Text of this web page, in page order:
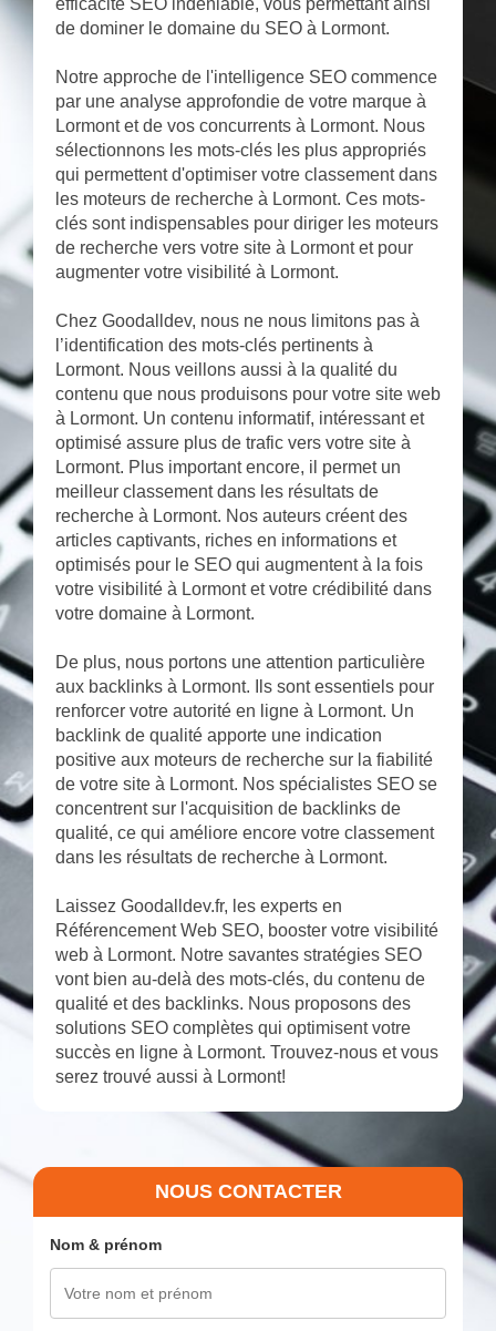
efficacité SEO indéniable, vous permettant ainsi
de dominer le domaine du SEO à Lormont.
Notre approche de l'intelligence SEO commence
par une analyse approfondie de votre marque à
Lormont et de vos concurrents à Lormont. Nous
sélectionnons les mots-clés les plus appropriés
qui permettent d'optimiser votre classement dans
les moteurs de recherche à Lormont. Ces mots-
clés sont indispensables pour diriger les moteurs
de recherche vers votre site à Lormont et pour
augmenter votre visibilité à Lormont.
Chez Goodalldev, nous ne nous limitons pas à
l’identification des mots-clés pertinents à
Lormont. Nous veillons aussi à la qualité du
contenu que nous produisons pour votre site web
à Lormont. Un contenu informatif, intéressant et
optimisé assure plus de trafic vers votre site à
Lormont. Plus important encore, il permet un
meilleur classement dans les résultats de
recherche à Lormont. Nos auteurs créent des
articles captivants, riches en informations et
optimisés pour le SEO qui augmentent à la fois
votre visibilité à Lormont et votre crédibilité dans
votre domaine à Lormont.
De plus, nous portons une attention particulière
aux backlinks à Lormont. Ils sont essentiels pour
renforcer votre autorité en ligne à Lormont. Un
backlink de qualité apporte une indication
positive aux moteurs de recherche sur la fiabilité
de votre site à Lormont. Nos spécialistes SEO se
concentrent sur l'acquisition de backlinks de
qualité, ce qui améliore encore votre classement
dans les résultats de recherche à Lormont.
Laissez Goodalldev.fr, les experts en
Référencement Web SEO, booster votre visibilité
web à Lormont. Notre savantes stratégies SEO
vont bien au-delà des mots-clés, du contenu de
qualité et des backlinks. Nous proposons des
solutions SEO complètes qui optimisent votre
succès en ligne à Lormont. Trouvez-nous et vous
serez trouvé aussi à Lormont!
NOUS CONTACTER
Nom & prénom